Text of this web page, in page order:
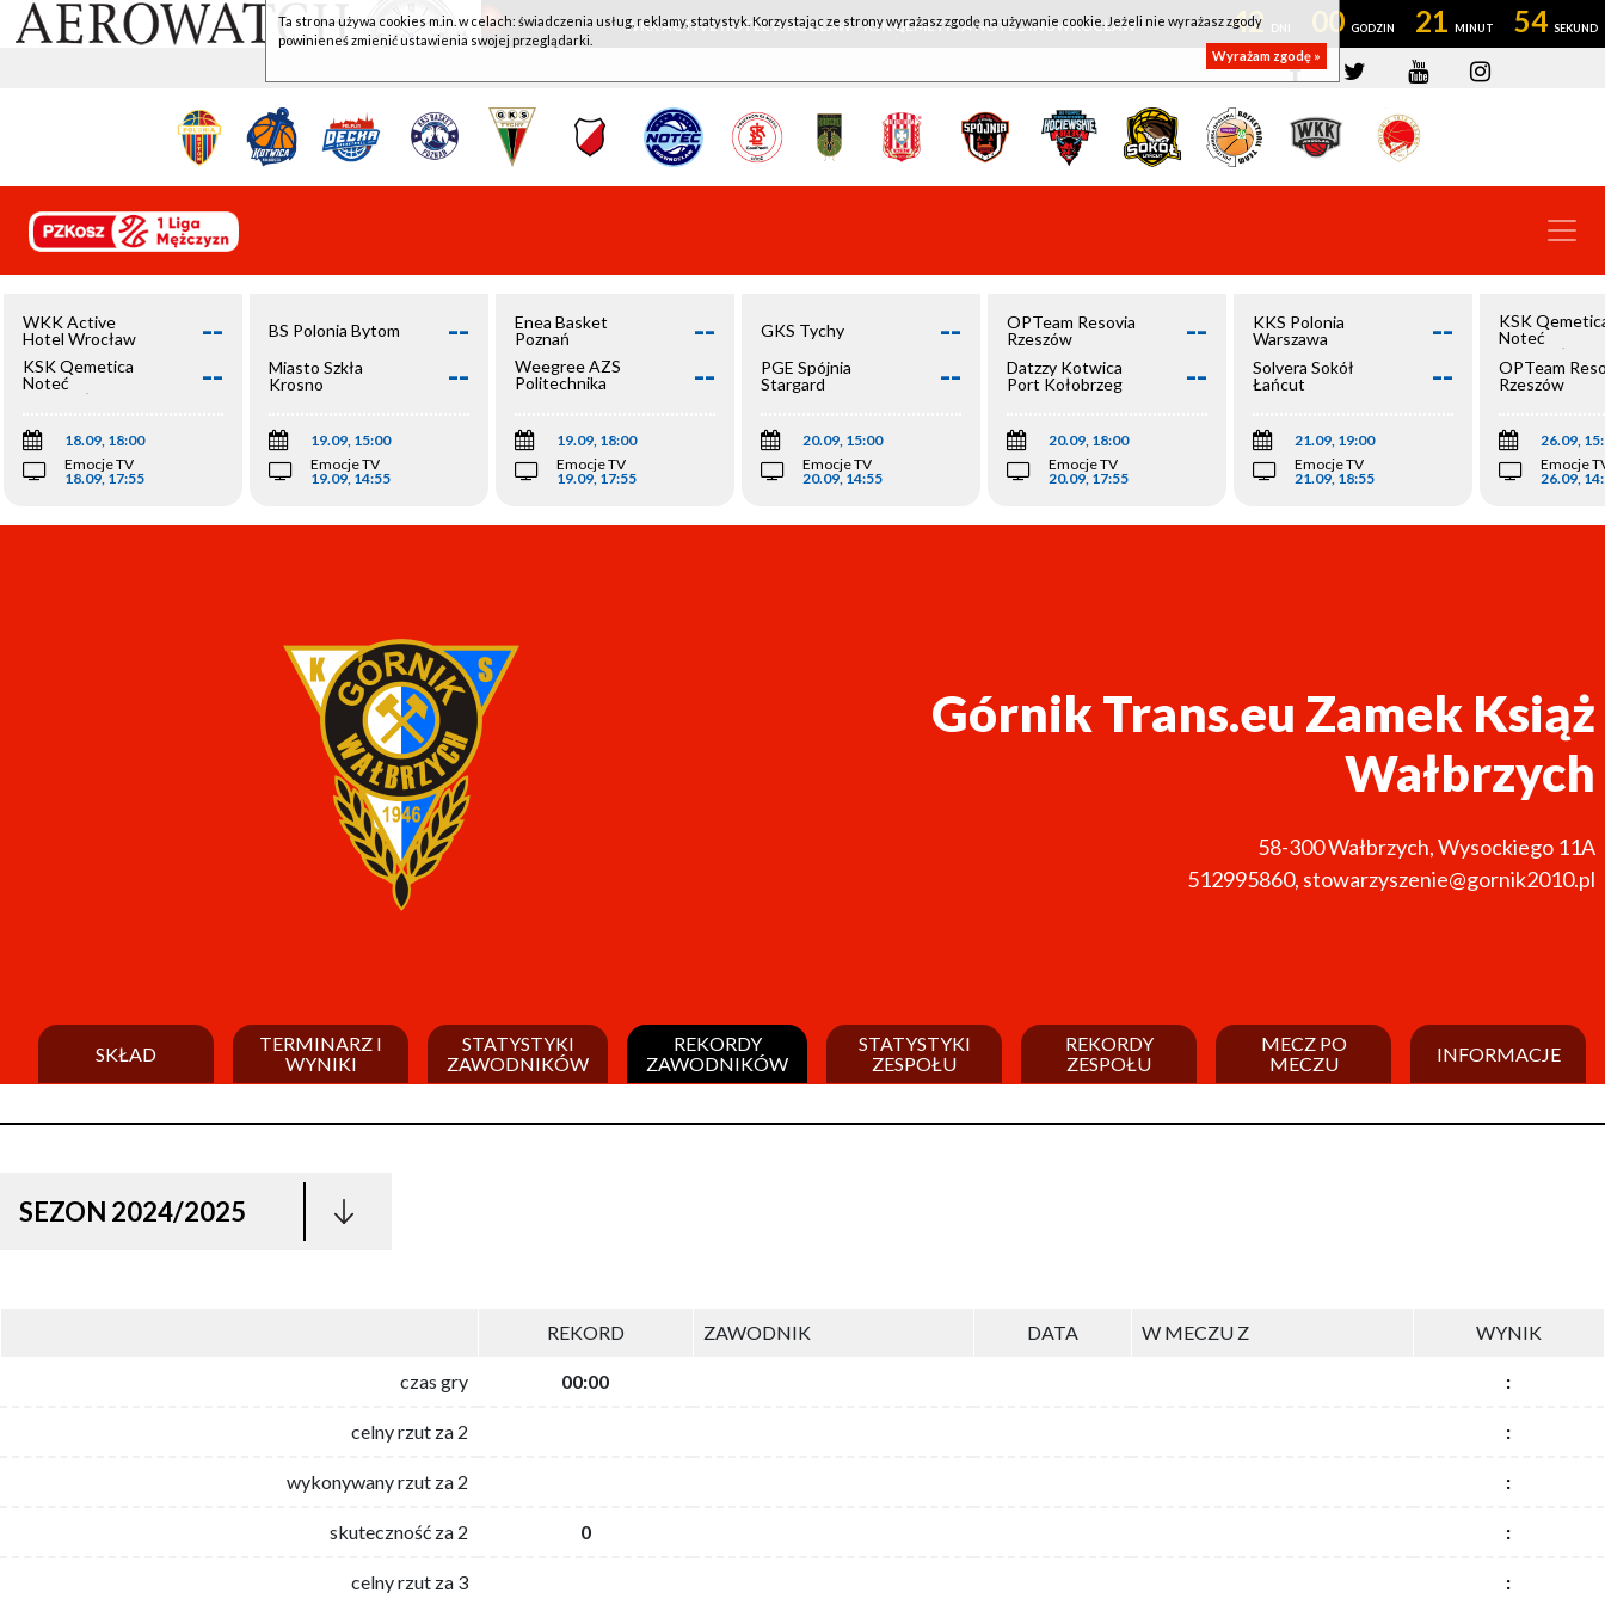
WKK ACTIVE HOTEL WROCŁAW - KSK QEMETICA NOTEĆ INOWROCŁAW 42 00 21 53
WKK Active
Hotel Wrocław
--
KSK Qemetica
Noteć
Inowrocław
--
18.09, 18:00
Emocje TV
18.09, 17:55
BS Polonia Bytom --
Miasto Szkła
Krosno
--
19.09, 15:00
Emocje TV
19.09, 14:55
Enea Basket
Poznań
--
Weegree AZS
Politechnika
--
19.09, 18:00
Emocje TV
19.09, 17:55
GKS Tychy --
PGE Spójnia
Stargard
--
20.09, 15:00
Emocje TV
20.09, 14:55
OPTeam Resovia
Rzeszów
--
Datzzy Kotwica
Port Kołobrzeg
--
20.09, 18:00
Emocje TV
20.09, 17:55
KKS Polonia
Warszawa
--
Solvera Sokół
Łańcut
--
21.09, 19:00
Emocje TV
21.09, 18:55
KSK
Noteć
Inowrocław
OPTeam
Rzeszów
26.09,
Emocje
26.09,
Górnik Trans.eu Zamek Książ
Wałbrzych
58-300Wałbrzych,Wysockiego 11A
512995860, stowarzyszenie@gornik2010.pl
SKŁAD
TERMINARZ I
WYNIKI
STATYSTYKI
ZAWODNIKÓW
REKORDY
ZAWODNIKÓW
STATYSTYKI
ZESPOŁU
REKORDY
ZESPOŁU
MECZ PO
MECZU
INFORMACJE
SEZON 2024/2025
REKORD ZAWODNIK DATA W MECZU Z WYNIK
czas gry 00:00 :
celny rzut za 2 :
wykonywany rzut za 2 :
skuteczność za 2 0 :
celny rzut za 3 :
Ta strona używa cookies m.in. w celach: świadczenia usług, reklamy, statystyk. Korzystając ze strony wyrażasz zgodę na używanie cookie. Jeżeli nie wyrażasz zgody
powinieneś zmienić ustawienia swojej przeglądarki.
Wyrażam zgodę »